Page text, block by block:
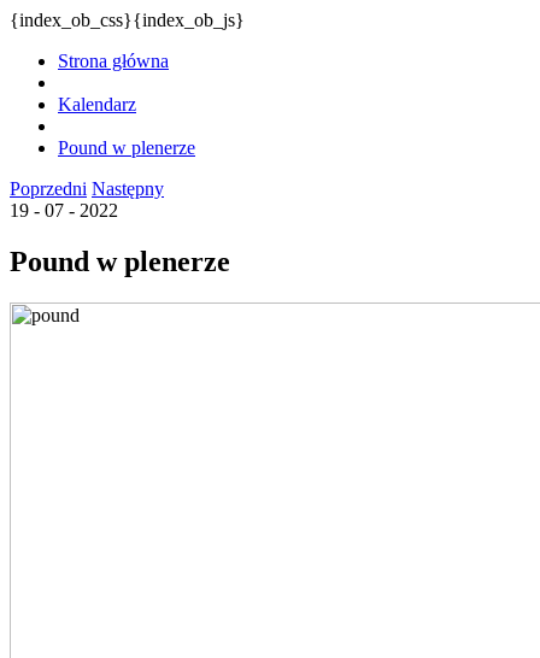
{index_ob_css}{index_ob_js}
Strona główna
Kalendarz
Pound w plenerze
Poprzedni Następny
19 - 07 - 2022
Pound w plenerze